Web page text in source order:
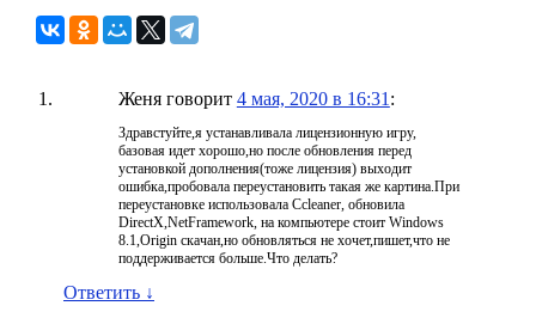
Женя говорит 4 мая, 2020 в 16:31 :
Здравстуйте,я устанавливала лицензионную игру,
базовая идет хорошо,но после обновления перед
установкой дополнения(тоже лицензия) выходит
ошибка,пробовала переустановить такая же картина.При
переустановке использовала Ccleaner, обновила
DirectX,NetFramework, на компьютере стоит Windows
8.1,Origin скачан,но обновляться не хочет,пишет,что не
поддерживается больше.Что делать?
Ответить ↓